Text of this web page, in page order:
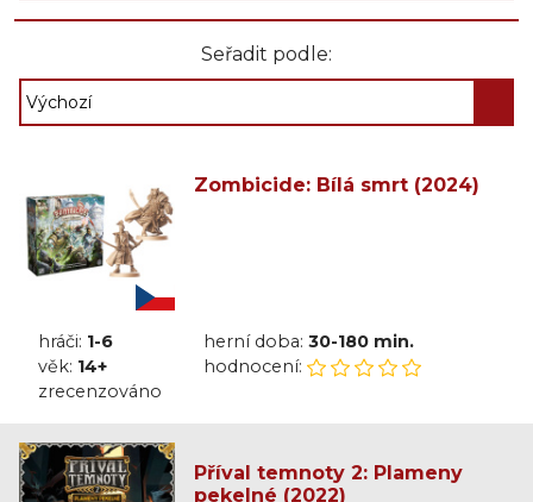
Seřadit podle:
Zombicide: Bílá smrt (2024)
hráči: 1-6 herní doba: 30-180 min.
věk: 14+
hodnocení:
zrecenzováno
Příval temnoty 2: Plameny
pekelné (2022)